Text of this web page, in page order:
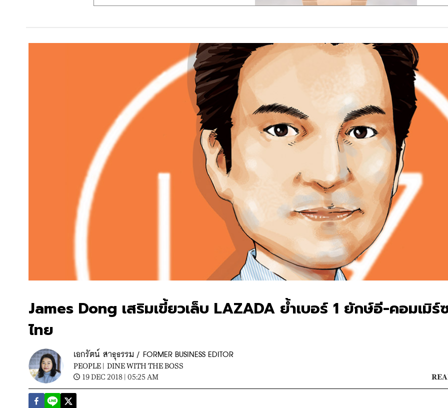
James Dong เสริมเขี้ยวเล็บ LAZADA ย้ำเบอร์ 1 ยักษ์อี-คอมเมิร์
ไทย
เอกรัตน์ สาธุธรรม / FORMER BUSINESS EDITOR
PEOPLE | DINE WITH THE BOSS
19 DEC 2018 | 05:25 AM